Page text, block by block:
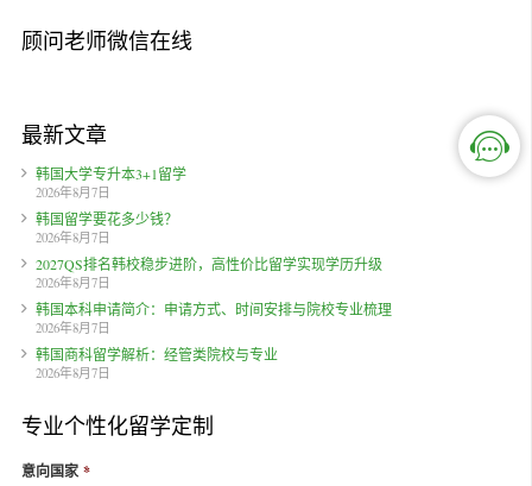
顾问老师微信在线
最新文章
韩国大学专升本3+1留学
2026年8月7日
韩国留学要花多少钱？
2026年8月7日
2027QS排名韩校稳步进阶，高性价比留学实现学历升级
2026年8月7日
韩国本科申请简介：申请方式、时间安排与院校专业梳理
2026年8月7日
韩国商科留学解析：经管类院校与专业
2026年8月7日
专业个性化留学定制
意向国家 *